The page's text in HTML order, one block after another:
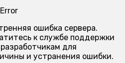
ошибка сервера.
к службе поддержки
для
и устранения ошибки.